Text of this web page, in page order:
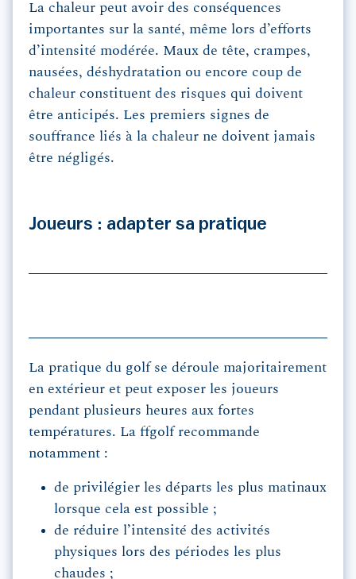
La chaleur peut avoir des conséquences
importantes sur la santé, même lors d’efforts
d’intensité modérée. Maux de tête, crampes,
nausées, déshydratation ou encore coup de
chaleur constituent des risques qui doivent
être anticipés. Les premiers signes de
souffrance liés à la chaleur ne doivent jamais
être négligés.
Joueurs : adapter sa pratique
La pratique du golf se déroule majoritairement
en extérieur et peut exposer les joueurs
pendant plusieurs heures aux fortes
températures. La ffgolf recommande
notamment :
de privilégier les départs les plus matinaux
lorsque cela est possible ;
de réduire l’intensité des activités
physiques lors des périodes les plus
chaudes ;